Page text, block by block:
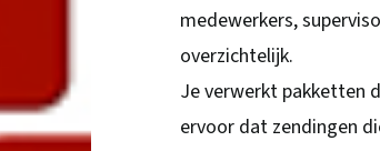
medewerkers,
overzichtelijk.
Je verwerkt pakketten
ervoor dat zendingen